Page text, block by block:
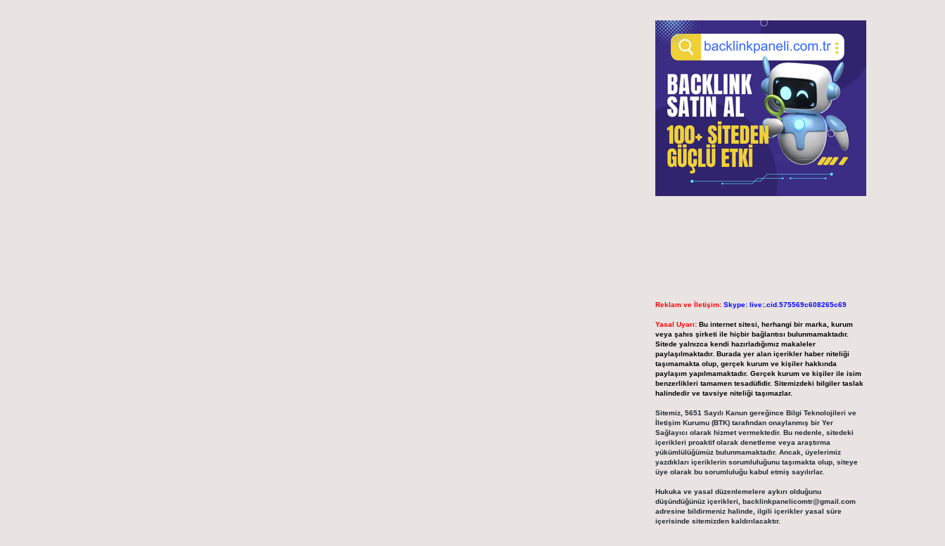
Reklam ve İletişim: Skype: live:.cid.575569c608265c69
Yasal Uyarı: Bu internet sitesi, herhangi bir marka, kurum
veya şahıs şirketi ile hiçbir bağlantısı bulunmamaktadır.
Sitede yalnızca kendi hazırladığımız makaleler
paylaşılmaktadır. Burada yer alan içerikler haber niteliği
taşımamakta olup, gerçek kurum ve kişiler hakkında
paylaşım yapılmamaktadır. Gerçek kurum ve kişiler ile isim
benzerlikleri tamamen tesadüfidir. Sitemizdeki bilgiler taslak
halindedir ve tavsiye niteliği taşımazlar.
Sitemiz, 5651 Sayılı Kanun gereğince Bilgi Teknolojileri ve
İletişim Kurumu (BTK) tarafından onaylanmış bir Yer
Sağlayıcı olarak hizmet vermektedir. Bu nedenle, sitedeki
içerikleri proaktif olarak denetleme veya araştırma
yükümlülüğümüz bulunmamaktadır. Ancak, üyelerimiz
yazdıkları içeriklerin sorumluluğunu taşımakta olup, siteye
üye olarak bu sorumluluğu kabul etmiş sayılırlar.
Hukuka ve yasal düzenlemelere aykırı olduğunu
düşündüğünüz içerikleri, backlinkpanelicomtr@gmail.com
adresine bildirmeniz halinde, ilgili içerikler yasal süre
içerisinde sitemizden kaldırılacaktır.